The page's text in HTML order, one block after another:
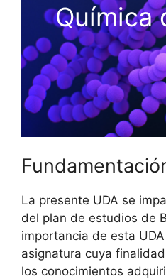
Química
La presente UDA se
del plan de estudios de
importancia de esta
asignatura cuya
los conocimientos